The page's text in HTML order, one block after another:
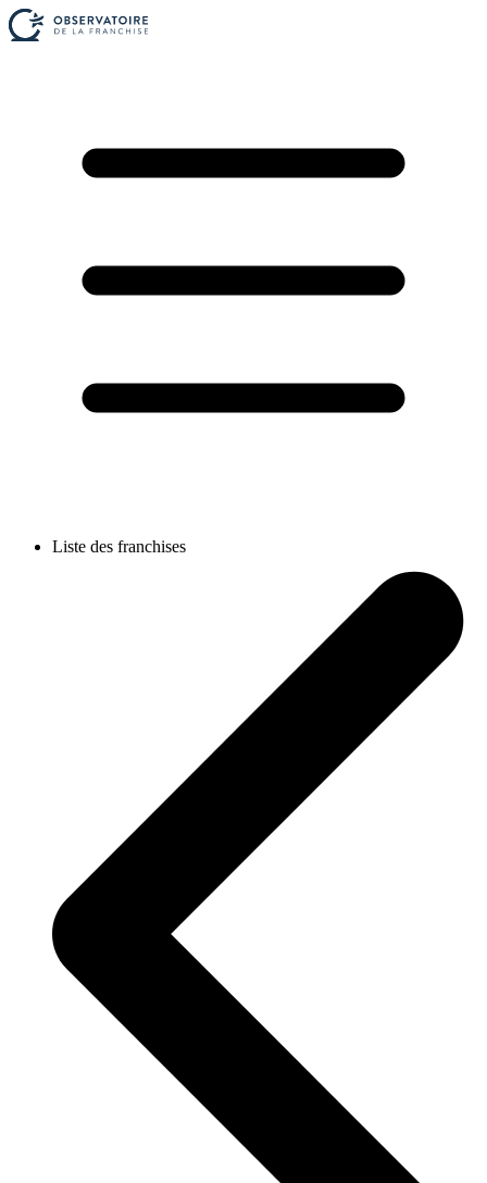
Liste des franchises